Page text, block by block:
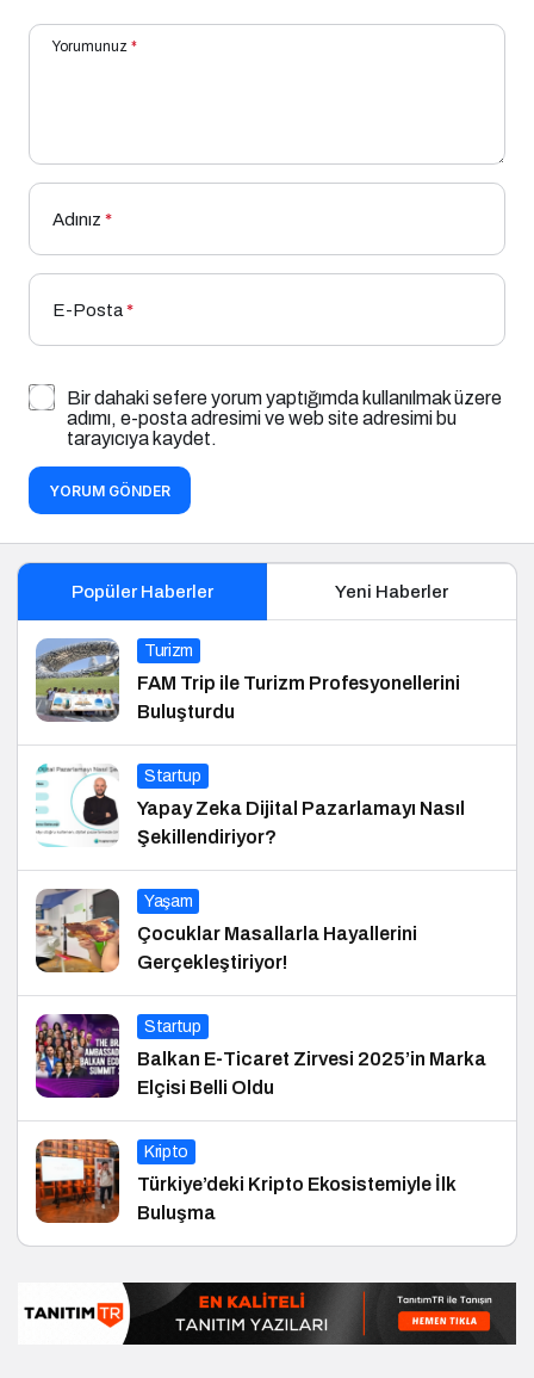
Yorumunuz *
Adınız *
E-Posta*
Bir dahaki sefere yorum yaptığımda kullanılmak üzere
adımı, e-posta adresimi ve web site adresimi bu
tarayıcıya kaydet.
YORUM GÖNDER
Popüler Haberler Yeni Haberler
Turizm
FAM Trip ile Turizm Profesyonellerini
Buluşturdu
Startup
Yapay Zeka Dijital Pazarlamayı Nasıl
Şekillendiriyor?
Yaşam
Çocuklar Masallarla Hayallerini
Gerçekleştiriyor!
Startup
Balkan E-Ticaret Zirvesi 2025’in Marka
Elçisi Belli Oldu
Kripto
Türkiye’deki Kripto Ekosistemiyle İlk
Buluşma